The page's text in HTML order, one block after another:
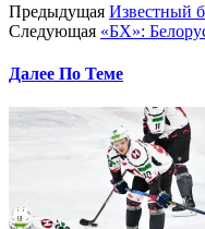
Предыдущая Известный
Следующая «БХ»:
Далее По Теме